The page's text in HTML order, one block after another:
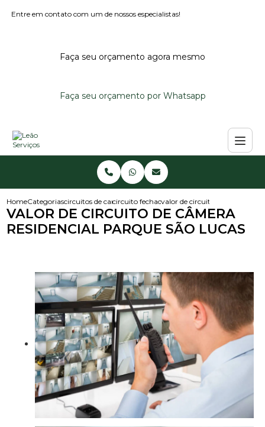
Entre em contato com um de nossos especialistas!
Faça seu orçamento agora mesmo
Faça seu orçamento por Whatsapp
HomeCategoriascircuitos de camerascircuito fechado de camerasvalor de circuito de camera
VALOR DE CIRCUITO DE CÂMERA
RESIDENCIAL PARQUE SÃO LUCAS